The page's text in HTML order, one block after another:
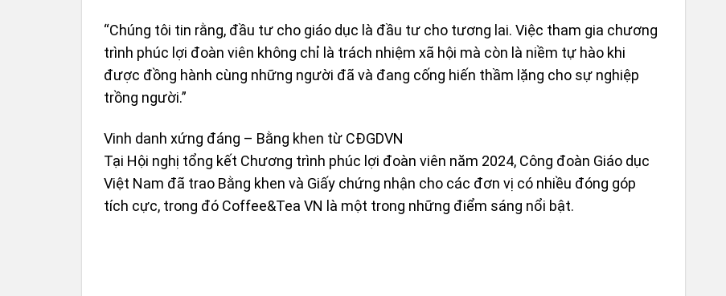
“Chúng tôi tin rằng, đầu tư cho giáo dục là đầu tư cho tương lai. Việc tham gia chương
trình phúc lợi đoàn viên không chỉ là trách nhiệm xã hội mà còn là niềm tự hào khi
được đồng hành cùng những người đã và đang cống hiến thầm lặng cho sự nghiệp
trồng người.”
Vinh danh xứng đáng – Bằng khen từ CĐGDVN
Tại Hội nghị tổng kết Chương trình phúc lợi đoàn viên năm 2024, Công đoàn Giáo dục
Việt Nam đã trao Bằng khen và Giấy chứng nhận cho các đơn vị có nhiều đóng góp
tích cực, trong đó Coffee&Tea VN là một trong những điểm sáng nổi bật.